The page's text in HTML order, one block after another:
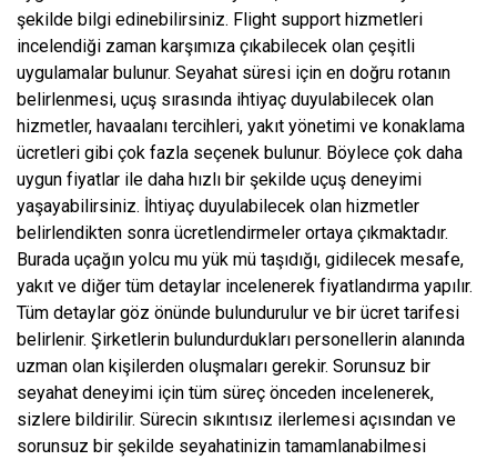
şekilde bilgi edinebilirsiniz. Flight support hizmetleri
incelendiği zaman karşımıza çıkabilecek olan çeşitli
uygulamalar bulunur. Seyahat süresi için en doğru rotanın
belirlenmesi, uçuş sırasında ihtiyaç duyulabilecek olan
hizmetler, havaalanı tercihleri, yakıt yönetimi ve konaklama
ücretleri gibi çok fazla seçenek bulunur. Böylece çok daha
uygun fiyatlar ile daha hızlı bir şekilde uçuş deneyimi
yaşayabilirsiniz. İhtiyaç duyulabilecek olan hizmetler
belirlendikten sonra ücretlendirmeler ortaya çıkmaktadır.
Burada uçağın yolcu mu yük mü taşıdığı, gidilecek mesafe,
yakıt ve diğer tüm detaylar incelenerek fiyatlandırma yapılır.
Tüm detaylar göz önünde bulundurulur ve bir ücret tarifesi
belirlenir. Şirketlerin bulundurdukları personellerin alanında
uzman olan kişilerden oluşmaları gerekir. Sorunsuz bir
seyahat deneyimi için tüm süreç önceden incelenerek,
sizlere bildirilir. Sürecin sıkıntısız ilerlemesi açısından ve
sorunsuz bir şekilde seyahatinizin tamamlanabilmesi